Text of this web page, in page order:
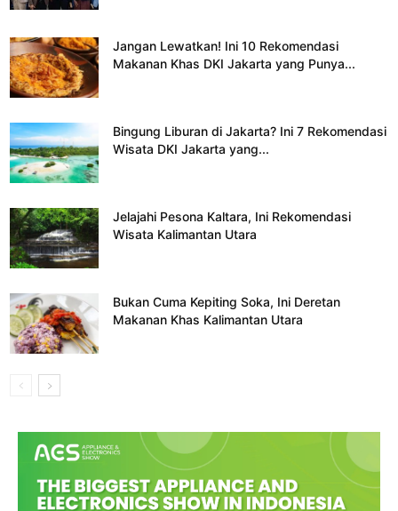
Jangan Lewatkan! Ini 10 Rekomendasi
Makanan Khas DKI Jakarta yang Punya...
Bingung Liburan di Jakarta? Ini 7 Rekomendasi
Wisata DKI Jakarta yang...
Jelajahi Pesona Kaltara, Ini Rekomendasi
Wisata Kalimantan Utara
Bukan Cuma Kepiting Soka, Ini Deretan
Makanan Khas Kalimantan Utara